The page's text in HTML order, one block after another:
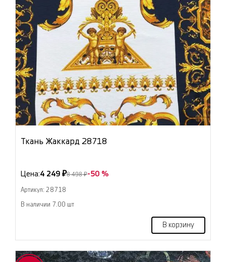
Ткань Жаккард 28718
Цена:4 249 ₽8 498 ₽-50 %
Артикул: 28718
В наличии 7.00 шт
В корзину